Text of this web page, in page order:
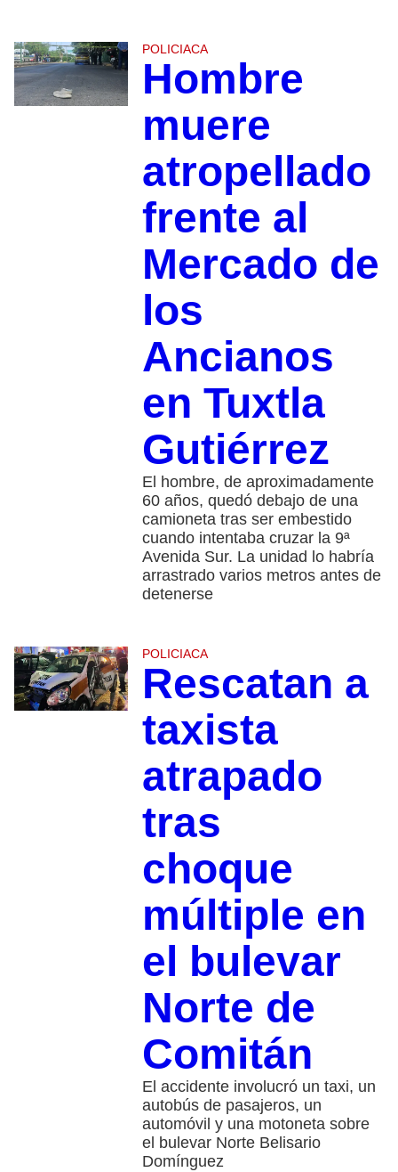
POLICIACA
Hombre
muere
atropellado
frente al
Mercado de
los
Ancianos
en Tuxtla
Gutiérrez
El hombre, de aproximadamente
60 años, quedó debajo de una
camioneta tras ser embestido
cuando intentaba cruzar la 9ª
Avenida Sur. La unidad lo habría
arrastrado varios metros antes de
detenerse
POLICIACA
Rescatan a
taxista
atrapado
tras
choque
múltiple en
el bulevar
Norte de
Comitán
El accidente involucró un taxi, un
autobús de pasajeros, un
automóvil y una motoneta sobre
el bulevar Norte Belisario
Domínguez